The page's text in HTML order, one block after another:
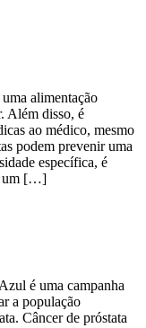
alimentação
Além disso, é
ao médico, mesmo
podem prevenir uma
específica, é
um […]
é uma campanha
a população
Câncer de próstata